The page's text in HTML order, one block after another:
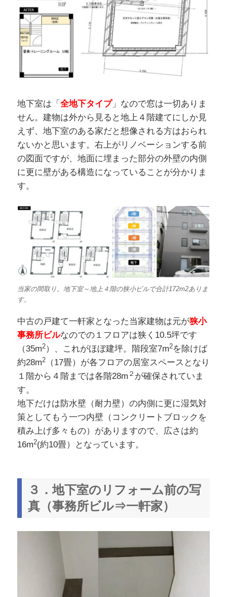
地下室は「 全地下タイプ」なので窓は一切ありま
せん。建物は外から見ると地上４階建てにしか見
えず、地下室のある家だと想像される方はおられ
ないかと思います。右上がリノベーションする前
の図面ですが、地面に埋まった部分の外壁の内側
に更に壁がある構造になっていることが分かりま
す。
当家の間取り。地下室～地上４階の狭小ビルで合計172m2ありま
す。
中古の戸建て一軒家となった当家建物は元が狭小
事務所ビルなのでの１フロアは狭く10.5坪です
（35m2）、これがほぼ建坪。階段室7m2を除けば
約28m2（17畳）が各フロアの居室スペースとなり
１階から４階までは各階28m ２ が確保されていま
す。
地下だけは防水壁（耐力壁）の内側に更に湿気対
策としてもう一つ内壁（コンクリートブロックを
積み上げ多々もの）がありますので、広さは約
16m2(約10畳）となっています。
３．地下室のリフォーム前の写
真（事務所ビル⇒一軒家）